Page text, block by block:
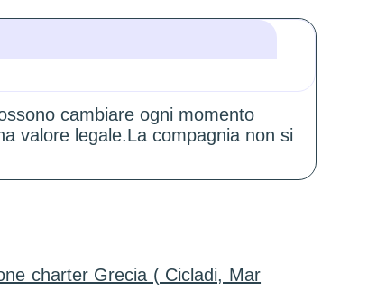
cambiare ogni momento
valore legale.La compagnia non si
charter Grecia ( Cicladi, Mar